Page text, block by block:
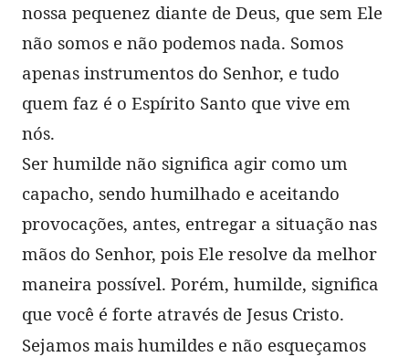
nossa pequenez diante de Deus, que sem Ele
não somos e não podemos nada. Somos
apenas instrumentos do Senhor, e tudo
quem faz é o Espírito Santo que vive em
nós.
Ser humilde não significa agir como um
capacho, sendo humilhado e aceitando
provocações, antes, entregar a situação nas
mãos do Senhor, pois Ele resolve da melhor
maneira possível. Porém, humilde, significa
que você é forte através de Jesus Cristo.
Sejamos mais humildes e não esqueçamos